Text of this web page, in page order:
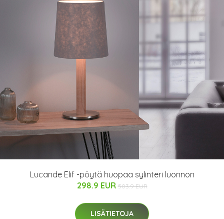
Lucande Elif -pöytä huopaa sylinteri luonnon
298.9 EUR 503.9 EUR
LISÄTIETOJA